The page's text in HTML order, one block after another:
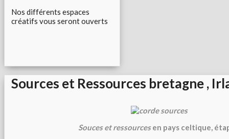
Nos différents espaces
créatifs vous seront ouverts
Sources et Ressources bretagne ,
Souces et ressourcesen pays celtique,